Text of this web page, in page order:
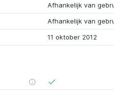
Afhankelijk van gebruik
Afhankelijk van gebruik
11 oktober 2012